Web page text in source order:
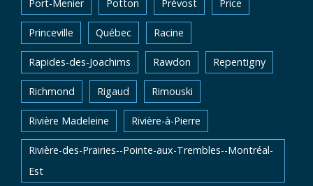
Port-Menier Potton Prévost Price
Princeville Québec Racine
Rapides-des-Joachims Rawdon Repentigny
Richmond Rigaud Rimouski
Rivière Madeleine Rivière-à-Pierre
Rivière-des-Prairies--Pointe-aux-Trembles--Montréal-
Est